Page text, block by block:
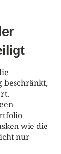
beschränkt,
wie die
nur